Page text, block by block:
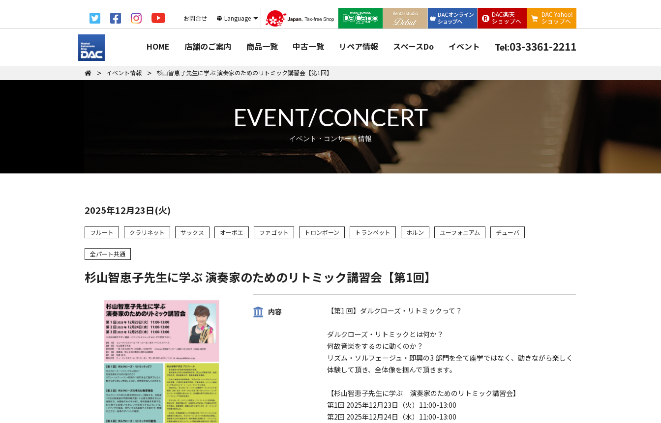
お問合せ Language
HOME 店舗のご案内 商品一覧 中古一覧 リペア情報 スペースDo イベント Tel:03-3361-2211
イベント情報 杉山智恵子先生に学ぶ 演奏家のためのリトミック講習会【第1回】
EVENT/CONCERT
イベント・コンサート情報
2025年12月23日(火)
フルート クラリネット サックス オーボエ ファゴット トロンボーン トランペット ホルン ユーフォニアム チューバ
全パート共通
杉山智恵子先生に学ぶ 演奏家のためのリトミック講習会【第1回】
内容 【第1 回】ダルクローズ・リトミックって？
ダルクローズ・リトミックとは何か？
何故音楽をするのに動くのか？
リズム・ソルフェージュ・即興の3 部門を全て座学ではなく、動きながら楽しく
体験して頂き、全体像を掴んで頂きます。
【杉山智恵子先生に学ぶ 演奏家のためのリトミック講習会】
第1回 2025年12⽉23⽇（火）11:00-13:00
第2回 2025年12⽉24⽇（水）11:00-13:00